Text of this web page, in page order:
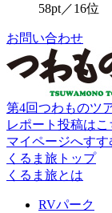
58pt／16位
お問い合わせ
第4回つわものツ
レポート投稿はこ
マイページへすす
くるま旅トップ
くるま旅とは
RVパーク